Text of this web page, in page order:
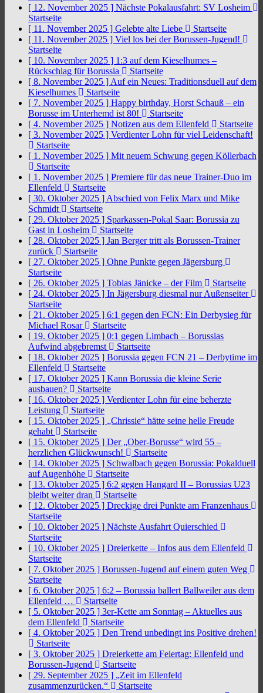
[ 12. November 2025 ] Nächste Pokalausfahrt: SV Losheim
Startseite
[ 11. November 2025 ] Gelebte alte Liebe
Startseite
[ 11. November 2025 ] Viel los bei der Borussen-Jugend!
Startseite
[ 10. November 2025 ] 1:3 auf dem Kieselhumes –
Rückschlag für Borussia
Startseite
[ 8. November 2025 ] Auf ein Neues: Traditionsduell auf dem
Kieselhumes
Startseite
[ 7. November 2025 ] Happy birthday, Horst Schauß – ein
Borusse im Unterhemd ist 80!
Startseite
[ 4. November 2025 ] Notizen aus dem Ellenfeld
Startseite
[ 3. November 2025 ] Verdienter Lohn für viel Leidenschaft!
Startseite
[ 1. November 2025 ] Mit neuem Schwung gegen Köllerbach
Startseite
[ 1. November 2025 ] Premiere für das neue Trainer-Duo im
Ellenfeld
Startseite
[ 30. Oktober 2025 ] Abschied von Felix Marx und Mike
Schmidt
Startseite
[ 29. Oktober 2025 ] Sparkassen-Pokal Saar: Borussia zu
Gast in Losheim
Startseite
[ 28. Oktober 2025 ] Jan Berger tritt als Borussen-Trainer
zurück
Startseite
[ 27. Oktober 2025 ] Ohne Punkte gegen Jägersburg
Startseite
[ 26. Oktober 2025 ] Tobias Jänicke – der Film
Startseite
[ 24. Oktober 2025 ] In Jägersburg diesmal nur Außenseiter
Startseite
[ 21. Oktober 2025 ] 6:1 gegen den FCN: Ein Derbysieg für
Michael Rosar
Startseite
[ 19. Oktober 2025 ] 0:1 gegen Limbach – Borussias
Aufwind abgebremst
Startseite
[ 18. Oktober 2025 ] Borussia gegen FCN 21 – Derbytime im
Ellenfeld
Startseite
[ 17. Oktober 2025 ] Kann Borussia die kleine Serie
ausbauen?
Startseite
[ 16. Oktober 2025 ] Verdienter Lohn für eine beherzte
Leistung
Startseite
[ 15. Oktober 2025 ] „Chrissie“ hätte seine helle Freude
gehabt
Startseite
[ 15. Oktober 2025 ] Der „Ober-Borusse“ wird 55 –
herzlichen Glückwunsch!
Startseite
[ 14. Oktober 2025 ] Schwalbach gegen Borussia: Pokalduell
auf Augenhöhe
Startseite
[ 13. Oktober 2025 ] 6:2 gegen Hangard II – Borussias U23
bleibt weiter dran
Startseite
[ 12. Oktober 2025 ] Dreckige drei Punkte am Franzenhaus
Startseite
[ 10. Oktober 2025 ] Nächste Ausfahrt Quierschied
Startseite
[ 10. Oktober 2025 ] Dreierkette – Infos aus dem Ellenfeld
Startseite
[ 7. Oktober 2025 ] Borussen-Jugend auf einem guten Weg
Startseite
[ 6. Oktober 2025 ] 6:2 – Borussia ballert Ballweiler aus dem
Ellenfeld …
Startseite
[ 5. Oktober 2025 ] 3er-Kette am Sonntag – Aktuelles aus
dem Ellenfeld
Startseite
[ 4. Oktober 2025 ] Den Trend unbedingt ins Positive drehen!
Startseite
[ 3. Oktober 2025 ] Dreierkette am Feiertag: Ellenfeld und
Borussen-Jugend
Startseite
[ 29. September 2025 ] „Zeit im Ellenfeld
zusammenzurücken.“
Startseite